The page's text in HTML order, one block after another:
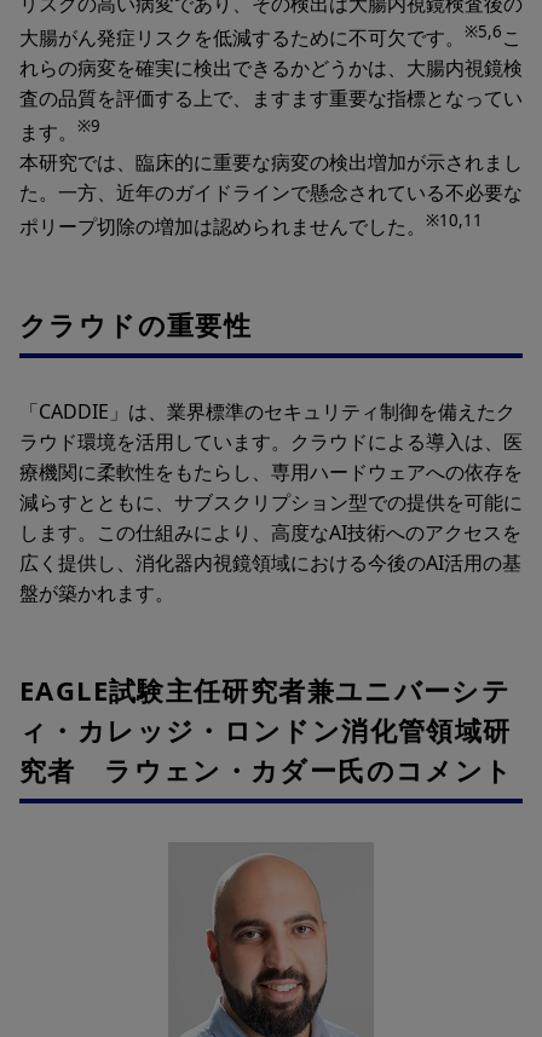
大腸がん発症リスクを低減するために不可欠です。
※5,6こ
れらの病変を確実に検出できるかどうかは、大腸内視鏡検
査の品質を評価する上で、ますます重要な指標となってい
ます。
※9
本研究では、臨床的に重要な病変の検出増加が示されまし
た。一方、近年のガイドラインで懸念されている不必要な
ポリープ切除の増加は認められませんでした。
※10,11
クラウドの重要性
「CADDIE」は、業界標準のセキュリティ制御を備えたク
ラウド環境を活用しています。クラウドによる導入は、医
療機関に柔軟性をもたらし、専用ハードウェアへの依存を
減らすとともに、サブスクリプション型での提供を可能に
します。この仕組みにより、高度なAI技術へのアクセスを
広く提供し、消化器内視鏡領域における今後のAI活用の基
盤が築かれます。
EAGLE試験主任研究者兼ユニバーシテ
ィ・カレッジ・ロンドン消化管領域研
究者 ラウェン・カダー氏のコメント